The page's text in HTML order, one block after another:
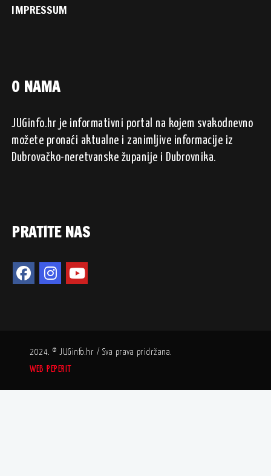
IMPRESSUM
O NAMA
JUGinfo.hr je informativni portal na kojem svakodnevno
možete pronaći aktualne i zanimljive informacije iz
Dubrovačko-neretvanske županije i Dubrovnika.
PRATITE NAS
2024. © JUGinfo.hr / Sva prava pridržana.
WEB PEPERIT